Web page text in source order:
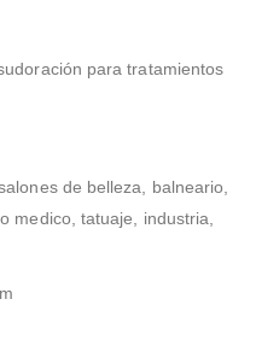
para tratamientos
de belleza, balneario,
medico, tatuaje, industria,